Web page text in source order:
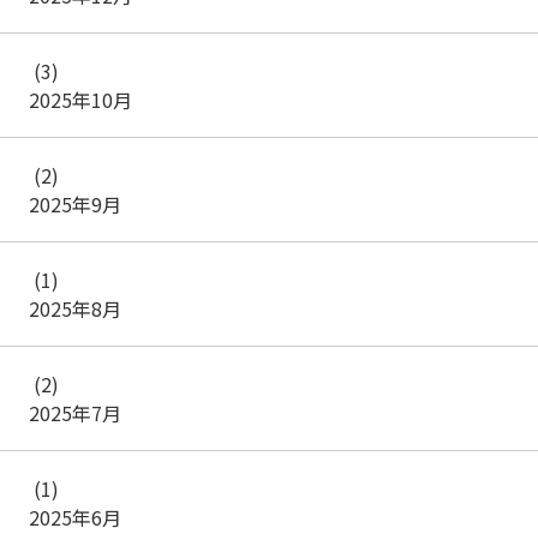
2025年10月
(3)
2025年9月
(2)
2025年8月
(1)
2025年7月
(2)
2025年6月
(1)